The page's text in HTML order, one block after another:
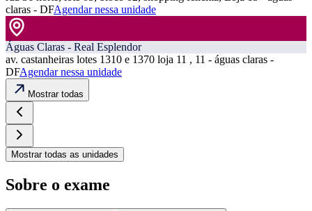
claras - DFAgendar nessa unidade
Águas Claras - Real Esplendor
av. castanheiras lotes 1310 e 1370 loja 11 , 11 - águas claras -
DFAgendar nessa unidade
Mostrar todas
Mostrar todas as unidades
Sobre o exame